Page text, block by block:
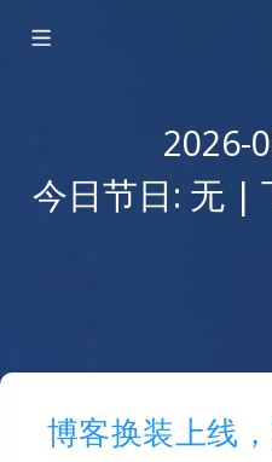
2026-
今日节日: 无 |
博客换装上线